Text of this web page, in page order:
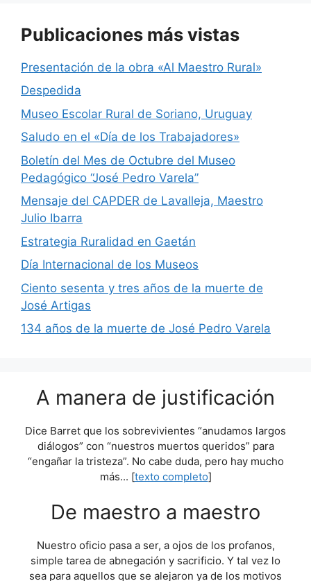
Publicaciones más vistas
Presentación de la obra «Al Maestro Rural»
Despedida
Museo Escolar Rural de Soriano, Uruguay
Saludo en el «Día de los Trabajadores»
Boletín del Mes de Octubre del Museo
Pedagógico “José Pedro Varela”
Mensaje del CAPDER de Lavalleja, Maestro
Julio Ibarra
Estrategia Ruralidad en Gaetán
Día Internacional de los Museos
Ciento sesenta y tres años de la muerte de
José Artigas
134 años de la muerte de José Pedro Varela
A manera de justificación
Dice Barret que los sobrevivientes “anudamos largos
diálogos” con “nuestros muertos queridos” para
“engañar la tristeza”. No cabe duda, pero hay mucho
más... [texto completo]
De maestro a maestro
Nuestro oficio pasa a ser, a ojos de los profanos,
simple tarea de abnegación y sacrificio. Y tal vez lo
sea para aquellos que se alejaron ya de los motivos